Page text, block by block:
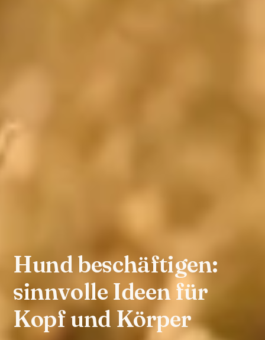
Hund beschäftigen:
sinnvolle Ideen für
Kopf und Körper